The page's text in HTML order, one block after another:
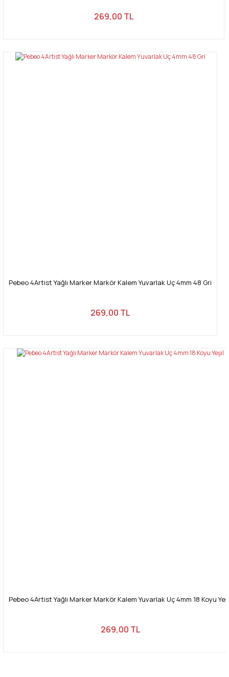
269,00 TL
Pebeo 4Artist Yağlı Marker Markör Kalem Yuvarlak Uç 4mm 48 Gri
269,00 TL
Pebeo 4Artist Yağlı Marker Markör Kalem Yuvarlak Uç 4mm 18 Koyu
269,00 TL